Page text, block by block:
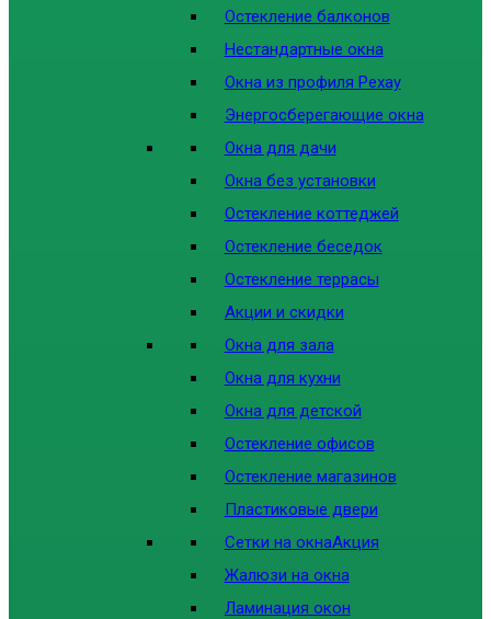
Остекление балконов
Нестандартные окна
Окна из профиля Рехау
Энергосберегающие окна
Окна для дачи
Окна без установки
Остекление коттеджей
Остекление беседок
Остекление террасы
Акции и скидки
Окна для зала
Окна для кухни
Окна для детской
Остекление офисов
Остекление магазинов
Пластиковые двери
Сетки на окнаАкция
Жалюзи на окна
Ламинация окон